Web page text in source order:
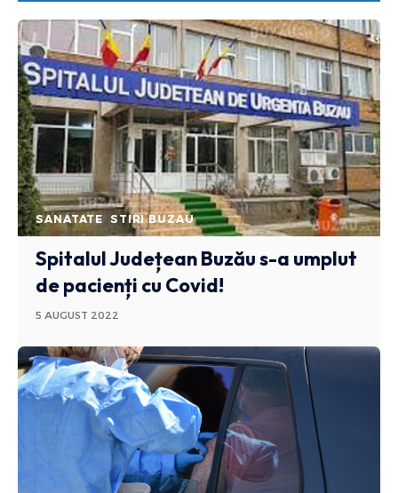
SANATATE STIRI BUZAU
Spitalul Județean Buzău s-a umplut
de pacienți cu Covid!
5 AUGUST 2022